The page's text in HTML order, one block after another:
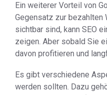
Ein weiterer Vorteil von
Gegensatz zur bezahlten
sichtbar sind, kann SEO
zeigen. Aber sobald Sie
davon profitieren und
Es gibt verschiedene
werden sollten. Dazu